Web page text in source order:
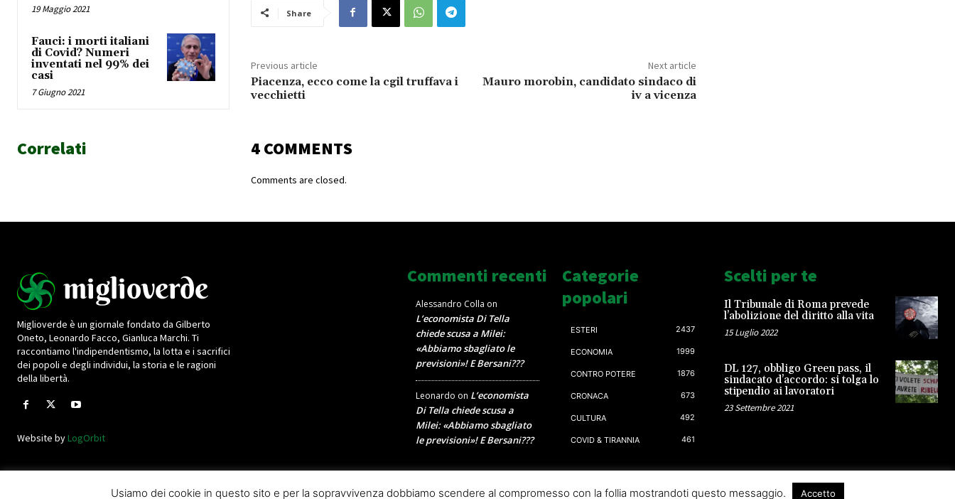
19 Maggio 2021
Fauci: i morti italiani
di Covid? Numeri
inventati nel 99% dei
casi
7 Giugno 2021
Share
Previous article
Piacenza, ecco come la cgil truffava i
vecchietti
Next article
Mauro morobin, candidato sindaco di
iv a vicenza
Correlati 4 COMMENTS
Comments are closed.
Miglioverde è un giornale fondato da Gilberto
Oneto, Leonardo Facco, Gianluca Marchi. Ti
raccontiamo l'indipendentismo, la lotta e i sacrifici
dei popoli e degli individui, la storia e le ragioni
della libertà.
Website byLogOrbit
Commenti recenti
Alessandro Colla on
L’economista Di Tella
chiede scusa a Milei:
«Abbiamo sbagliato le
previsioni»! E Bersani???
Leonardo on L’economista
Di Tella chiede scusa a
Milei: «Abbiamo sbagliato
le previsioni»! E Bersani???
Categorie
popolari
ESTERI 2437
ECONOMIA 1999
CONTRO POTERE 1876
CRONACA 673
CULTURA 492
COVID & TIRANNIA 461
Scelti per te
Il Tribunale di Roma prevede
l’abolizione del diritto alla vita
15 Luglio 2022
DL 127, obbligo Green pass, il
sindacato d’accordo: si tolga lo
stipendio ai lavoratori
23 Settembre 2021
Usiamo dei cookie in questo sito e per la sopravvivenza dobbiamo scendere al compromesso con la follia mostrandoti questo messaggio. Accetto